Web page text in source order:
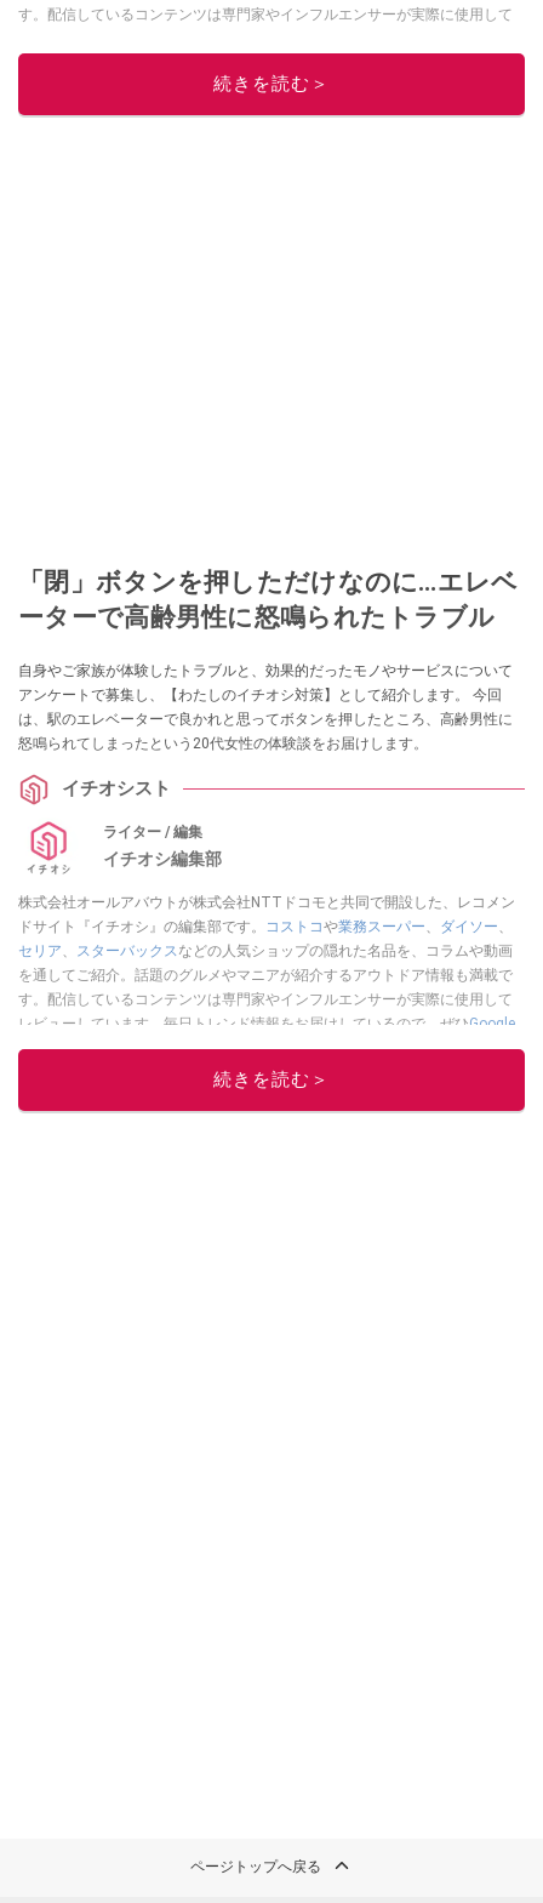
す。配信しているコンテンツは専門家やインフルエンサーが実際に使用して
ニュースでフォロー
続きを読む＞
「閉」ボタンを押しただけなのに…エレベ
ーターで高齢男性に怒鳴られたトラブル
自身やご家族が体験したトラブルと、効果的だったモノやサービスについて
アンケートで募集し、【わたしのイチオシ対策】として紹介します。 今回
は、駅のエレベーターで良かれと思ってボタンを押したところ、高齢男性に
怒鳴られてしまったという20代女性の体験談をお届けします。
イチオシスト
ライター / 編集
イチオシ編集部
株式会社オールアバウトが株式会社NTTドコモと共同で開設した、レコメン
ドサイト『イチオシ』の編集部です。
コストコや業務スーパー ダイソー
セリア
スターバックス などの人気ショップの隠れた名品を、コラムや動画
を通してご紹介。話題のグルメやマニアが紹介するアウトドア情報も満載で
す。配信しているコンテンツは専門家やインフルエンサーが実際に使用して
レビューしています。毎日トレンド情報をお届けしているので、ぜひGoogle
ニュースでフォローしてください！
このイチオシストの他の記事を読む
続きを読む＞
ページトップへ戻る